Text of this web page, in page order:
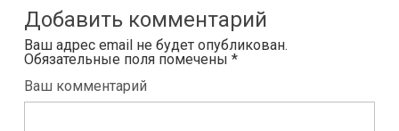
Добавить комментарий
Ваш адрес email не будет опубликован.
Обязательные поля помечены *
Ваш комментарий